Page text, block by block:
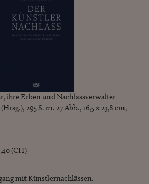
ihre Erben und Nachlassverwalter
295 S. m. 27 Abb., 16,5 x 23,8 cm,
(CH)
mit Künstlernachlässen.